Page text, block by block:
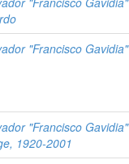
"Francisco Gavidia"
"Francisco Gavidia"
1920-2001